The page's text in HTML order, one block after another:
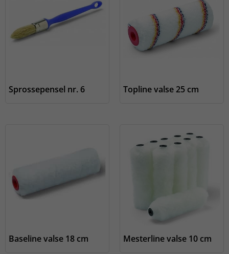
Sprossepensel nr. 6 Topline valse 25 cm
Baseline valse 18 cm Mesterline valse 10 cm